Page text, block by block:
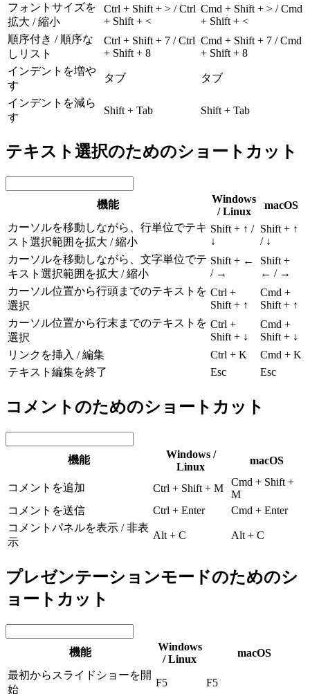
フォントサイズを
拡大 / 縮小
Ctrl + Shift + > / Ctrl
+ Shift + <
Cmd + Shift + > / Cmd
+ Shift + <
順序付き / 順序な
しリスト
Ctrl + Shift + 7 / Ctrl
+ Shift + 8
Cmd + Shift + 7 / Cmd
+ Shift + 8
インデントを増や
す
タブ タブ
インデントを減ら
す
Shift + Tab Shift + Tab
テキスト選択のためのショートカット
機能
Windows
/ Linux
macOS
カーソルを移動しながら、行単位でテキ
スト選択範囲を拡大 / 縮小
Shift + ↑ /
↓
Shift + ↑
/ ↓
カーソルを移動しながら、文字単位でテ
キスト選択範囲を拡大 / 縮小
Shift + ←
/ →
Shift +
← / →
カーソル位置から行頭までのテキストを
選択
Ctrl +
Shift + ↑
Cmd +
Shift + ↑
カーソル位置から行末までのテキストを
選択
Ctrl +
Shift + ↓
Cmd +
Shift + ↓
リンクを挿入 / 編集
Ctrl + K
Cmd + K
テキスト編集を終了
Esc Esc
コメントのためのショートカット
機能
Windows /
Linux
macOS
コメントを追加 Ctrl + Shift + M
Cmd + Shift +
M
コメントを送信
Ctrl + Enter
Cmd + Enter
コメントパネルを表示 / 非表
示
Alt + C Alt + C
プレゼンテーションモードのためのシ
ョートカット
機能
Windows
/ Linux
macOS
最初からスライドショーを開
始
F5 F5